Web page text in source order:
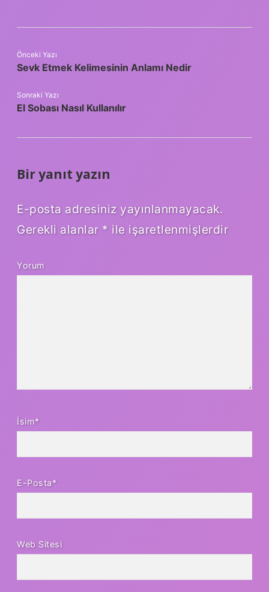
Önceki Yazı
Sevk Etmek Kelimesinin Anlamı Nedir
Sonraki Yazı
El Sobası Nasıl Kullanılır
Bir yanıt yazın
E-posta adresiniz yayınlanmayacak.
Gerekli alanlar * ile işaretlenmişlerdir
Yorum
İsim*
E-Posta*
Web Sitesi